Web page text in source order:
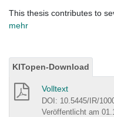
This thesis contributes to
mehr
KITopen-Download
Volltext
DOI: 10.5445/IR/
Veröffentlicht am